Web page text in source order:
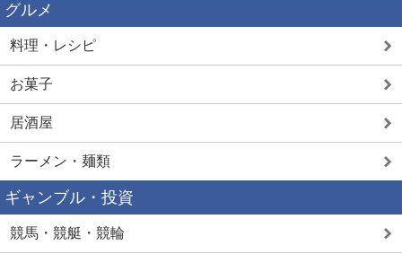
グルメ
料理・レシピ
お菓子
居酒屋
ラーメン・麺類
ギャンブル・投資
競馬・競艇・競輪